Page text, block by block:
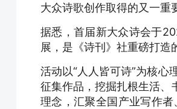
大众诗歌创作取得的又一重
据悉，首届新大众诗会于
展，是《诗刊》社重磅打造
活动以“人人皆可诗”为核心
征集作品，挖掘扎根生活、
理念，汇聚全国产业写作